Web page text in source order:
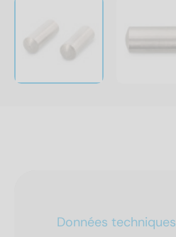
Données techniques